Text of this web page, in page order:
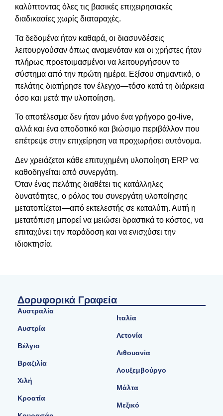
καλύπτοντας όλες τις βασικές επιχειρησιακές
διαδικασίες χωρίς διαταραχές.
Τα δεδομένα ήταν καθαρά, οι διασυνδέσεις
λειτουργούσαν όπως αναμενόταν και οι χρήστες ήταν
πλήρως προετοιμασμένοι να λειτουργήσουν το
σύστημα από την πρώτη ημέρα. Εξίσου σημαντικό, ο
πελάτης διατήρησε τον έλεγχο—τόσο κατά τη διάρκεια
όσο και μετά την υλοποίηση.
Το αποτέλεσμα δεν ήταν μόνο ένα γρήγορο go-live,
αλλά και ένα αποδοτικό και βιώσιμο περιβάλλον που
επέτρεψε στην επιχείρηση να προχωρήσει αυτόνομα.
Δεν χρειάζεται κάθε επιτυχημένη υλοποίηση ERP να
καθοδηγείται από συνεργάτη.
Όταν ένας πελάτης διαθέτει τις κατάλληλες
δυνατότητες, ο ρόλος του συνεργάτη υλοποίησης
μετατοπίζεται—από εκτελεστής σε καταλύτη. Αυτή η
μετατόπιση μπορεί να μειώσει δραστικά το κόστος, να
επιταχύνει την παράδοση και να ενισχύσει την
ιδιοκτησία.
Δορυφορικά Γραφεία
Αυστραλία
Αυστρία
Βέλγιο
Βραζιλία
Χιλή
Κροατία
Ιταλία
Λετονία
Λιθουανία
Λουξεμβούργο
Μάλτα
Μεξικό